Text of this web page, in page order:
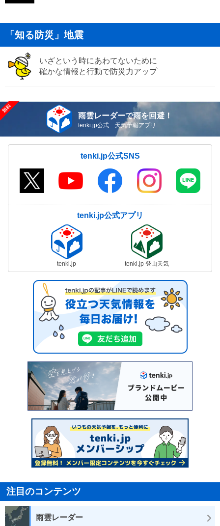
「知る防災」地震
いざという時にあわてないために
確かな情報と行動で防災力アップ
雨雲レーダーで雨を回避！
tenki.jp公式 天気予報アプリ
tenki.jp公式SNS
tenki.jp公式アプリ
tenki.jp tenki.jp 登山天気
注目のコンテンツ
雨雲レーダー